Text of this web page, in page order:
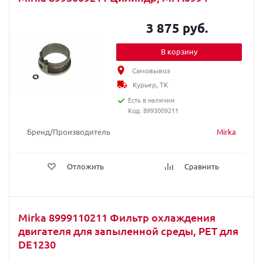
Бренд/Производитель Mirka
Отложить Сравнить
3 875 руб.
В корзину
Самовывоз
Курьер, ТК
Есть в наличии
Код: 8993009211
Mirka 8999110211 Фильтр охлаждения
двигателя для запыленной среды, PET для
DE1230